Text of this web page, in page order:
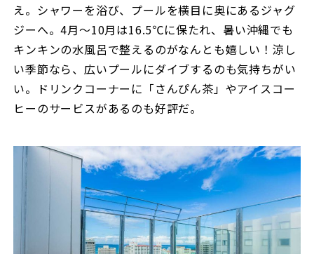
え。シャワーを浴び、プールを横目に奥にあるジャグ
ジーへ。4月～10月は16.5℃に保たれ、暑い沖縄でも
キンキンの水風呂で整えるのがなんとも嬉しい！涼し
い季節なら、広いプールにダイブするのも気持ちがい
い。ドリンクコーナーに「さんぴん茶」やアイスコー
ヒーのサービスがあるのも好評だ。